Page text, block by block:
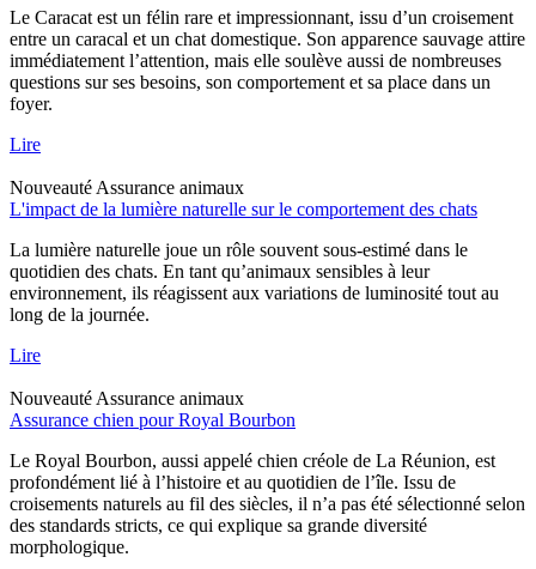
Le Caracat est un félin rare et impressionnant, issu d’un croisement
entre un caracal et un chat domestique. Son apparence sauvage attire
immédiatement l’attention, mais elle soulève aussi de nombreuses
questions sur ses besoins, son comportement et sa place dans un
foyer.
Lire
Nouveauté Assurance animaux
L'impact de la lumière naturelle sur le comportement des chats
La lumière naturelle joue un rôle souvent sous-estimé dans le
quotidien des chats. En tant qu’animaux sensibles à leur
environnement, ils réagissent aux variations de luminosité tout au
long de la journée.
Lire
Nouveauté Assurance animaux
Assurance chien pour Royal Bourbon
Le Royal Bourbon, aussi appelé chien créole de La Réunion, est
profondément lié à l’histoire et au quotidien de l’île. Issu de
croisements naturels au fil des siècles, il n’a pas été sélectionné selon
des standards stricts, ce qui explique sa grande diversité
morphologique.